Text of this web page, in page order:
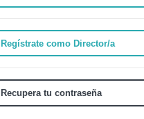
Regístrate como Director/a
Recupera tu contraseña